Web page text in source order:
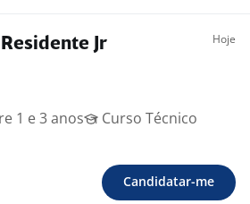
Jr Hoje
1 e 3 anos
Curso Técnico
Candidatar-me